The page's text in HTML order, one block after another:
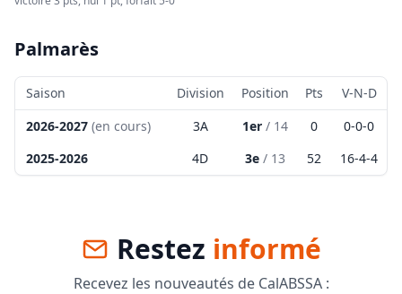
Palmarès
Saison Division Position Pts
V-N-D
2026-2027 (en cours) 3A 1er/ 14 0 0-0-0
2025-2026
4D 3e/ 13 52 16-4-4
Restez informé
Recevez les nouveautés de CalABSSA :